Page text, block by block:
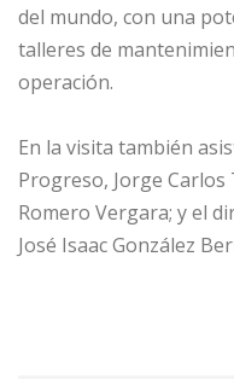
del mundo, con una
talleres de
operación.
En la visita también
Progreso, Jorge
Romero Vergara; y el
José Isaac González